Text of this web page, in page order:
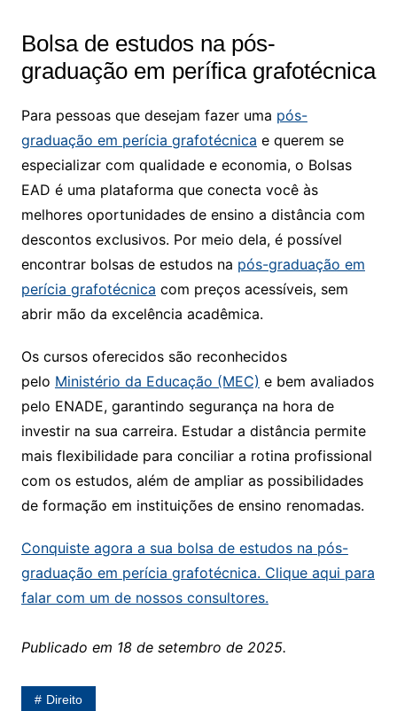
Bolsa de estudos na pós-
graduação em perífica grafotécnica
Para pessoas que desejam fazer uma pós-
graduação em perícia grafotécnica e querem se
especializar com qualidade e economia, o Bolsas
EAD é uma plataforma que conecta você às
melhores oportunidades de ensino a distância com
descontos exclusivos. Por meio dela, é possível
encontrar bolsas de estudos na pós-graduação em
perícia grafotécnica com preços acessíveis, sem
abrir mão da excelência acadêmica.
Os cursos oferecidos são reconhecidos
pelo Ministério da Educação (MEC) e bem avaliados
pelo ENADE, garantindo segurança na hora de
investir na sua carreira. Estudar a distância permite
mais flexibilidade para conciliar a rotina profissional
com os estudos, além de ampliar as possibilidades
de formação em instituições de ensino renomadas.
Conquiste agora a sua bolsa de estudos na pós-
graduação em perícia grafotécnica. Clique aqui para
falar com um de nossos consultores.
Publicado em 18 de setembro de 2025.
Direito